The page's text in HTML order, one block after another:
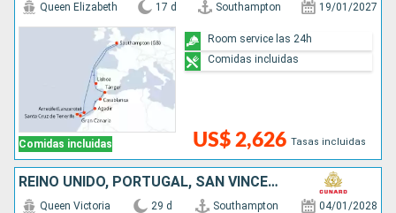
Comidas incluidas
Queen Elizabeth 17 d Southampton 19/01/2027
US$ 2,626 Tasas incluidas
Room service las 24h
Comidas incluidas
REINO UNIDO, PORTUGAL, SAN VINCENT Y LAS GRANADINAS, ESPAÑA, MARRUECOS
Queen Victoria 29 d Southampton 04/01/2028